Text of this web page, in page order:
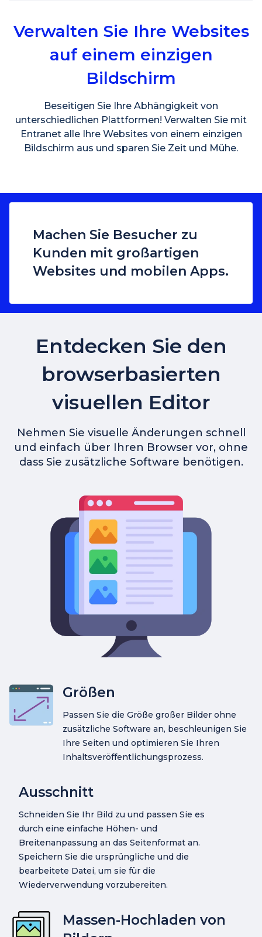
Verwalten Sie Ihre Websites
auf einem einzigen
Bildschirm
Beseitigen Sie Ihre Abhängigkeit von
unterschiedlichen Plattformen! Verwalten Sie mit
Entranet alle Ihre Websites von einem einzigen
Bildschirm aus und sparen Sie Zeit und Mühe.
Machen Sie Besucher zu
Kunden mit großartigen
Websites und mobilen Apps.
Entdecken Sie den
browserbasierten
visuellen Editor
Nehmen Sie visuelle Änderungen schnell
und einfach über Ihren Browser vor, ohne
dass Sie zusätzliche Software benötigen.
Größen
Passen Sie die Größe großer Bilder ohne
zusätzliche Software an, beschleunigen Sie
Ihre Seiten und optimieren Sie Ihren
Inhaltsveröffentlichungsprozess.
Ausschnitt
Schneiden Sie Ihr Bild zu und passen Sie es
durch eine einfache Höhen- und
Breitenanpassung an das Seitenformat an.
Speichern Sie die ursprüngliche und die
bearbeitete Datei, um sie für die
Wiederverwendung vorzubereiten.
Massen-Hochladen von